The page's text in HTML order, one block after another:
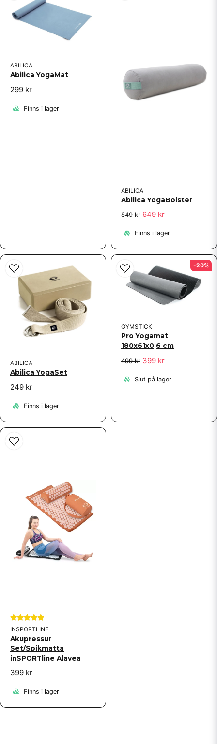
Ja, ni får publicera min fråga
Skicka fråga
ABILICA
Abilica YogaMat
299 kr
Finns i lager
ABILICA
Abilica YogaBolster
849 kr 649 kr
Finns i lager
ABILICA
Abilica YogaSet
249 kr
Finns i lager
GYMSTICK
Pro Yogamat
180x61x0,6 cm
499 kr 399 kr
Slut på lager
-20%
INSPORTLINE
Akupressur
Set/Spikmatta
inSPORTline Alavea
399 kr
Finns i lager